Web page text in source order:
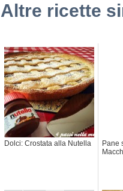
Altre ricette
Dolci: Crostata alla Nutella
Pane